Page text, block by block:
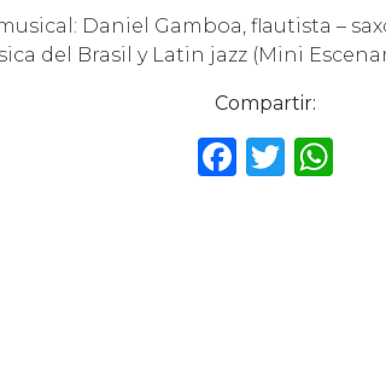
Daniel Gamboa, flautista –
del Brasil y Latin jazz (Mini
Compartir:
F T W